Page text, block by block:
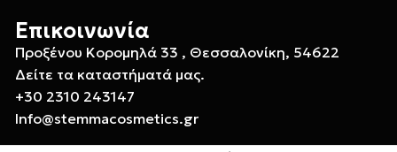
Επικοινωνία
Προξένου Κορομηλά 33 , Θεσσαλονίκη, 54622
Δείτε τα καταστήματά μας.
+30 2310 243147
Info@stemmacosmetics.gr